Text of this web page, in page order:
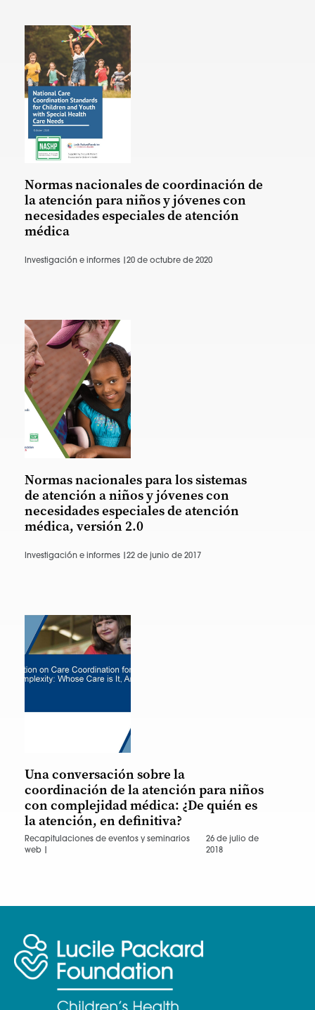
Normas nacionales de coordinación de
la atención para niños y jóvenes con
necesidades especiales de atención
médica
Investigación e informes | 20 de octubre de 2020
Normas nacionales para los sistemas
de atención a niños y jóvenes con
necesidades especiales de atención
médica, versión 2.0
Investigación e informes | 22 de junio de 2017
Una conversación sobre la
coordinación de la atención para niños
con complejidad médica: ¿De quién es
la atención, en definitiva?
Recapitulaciones de eventos y seminarios
web |
26 de julio de
2018